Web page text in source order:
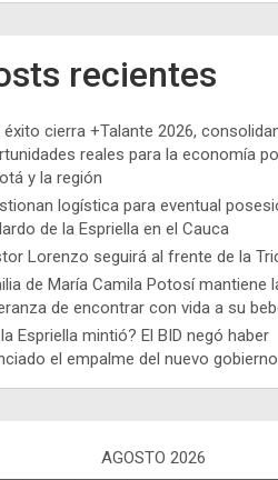
recientes
éxito cierra +Talante 2026,
reales para la economía
y la región
logística para eventual
de la Espriella en el Cauca
Lorenzo seguirá al frente de la
de María Camila Potosí mantiene
de encontrar con vida a su
Espriella mintió? El BID negó haber
el empalme del nuevo gobierno
AGOSTO 2026